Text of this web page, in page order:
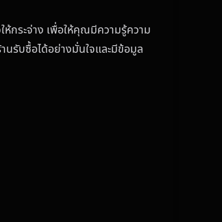
ห้กระจ่าง เพื่อให้คุณมีความรู้ความ
นรับซื้อได้อย่างมั่นใจและมีข้อมูล